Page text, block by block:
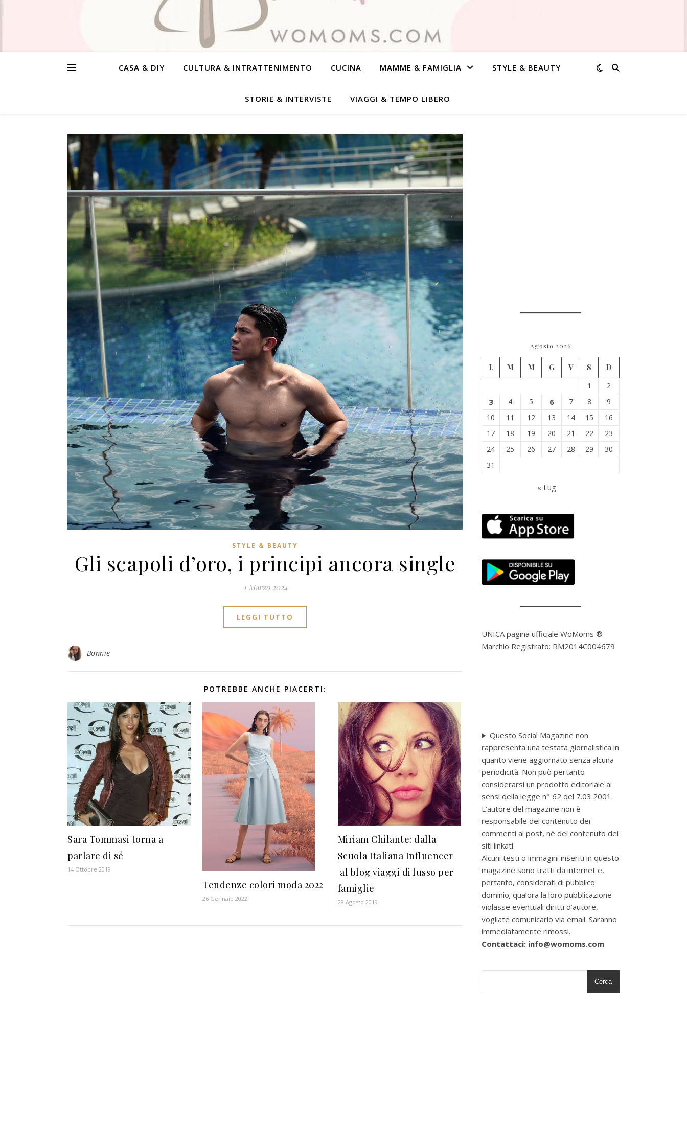
CASA & DIY CULTURA & INTRATTENIMENTO CUCINA MAMME & FAMIGLIA STYLE & BEAUTY
STORIE & INTERVISTE VIAGGI & TEMPO LIBERO
STYLE & BEAUTY
Gli scapoli d’oro, i principi ancora single
1 Marzo 2024
LEGGI TUTTO
Bonnie
POTREBBE ANCHE PIACERTI:
Sara Tommasi torna a
parlare di sé
14 Ottobre 2019
Tendenze colori moda 2022
26 Gennaio 2022
Miriam Chilante: dalla
Scuola Italiana Influencer
al blog viaggi di lusso per
famiglie
28 Agosto 2019
Agosto 2026
L M M G V S
D
1
2
3 4 5 6 7 8
9
10
11 12 13 14 15
16
17
18 19 20 21 22
23
24
25 26 27 28 29
30
31
« Lug
UNICA pagina ufficiale WoMoms ®
Marchio Registrato: RM2014C004679
Questo Social Magazine non
rappresenta una testata giornalistica in
quanto viene aggiornato senza alcuna
periodicità. Non può pertanto
considerarsi un prodotto editoriale ai
sensi della legge n° 62 del 7.03.2001.
L’autore del magazine non è
responsabile del contenuto dei
commenti ai post, nè del contenuto dei
siti linkati.
Alcuni testi o immagini inseriti in questo
magazine sono tratti da internet e,
pertanto, considerati di pubblico
dominio; qualora la loro pubblicazione
violasse eventuali diritti d’autore,
vogliate comunicarlo via email. Saranno
immediatamente rimossi.
Contattaci: info@womoms.com
Cerca